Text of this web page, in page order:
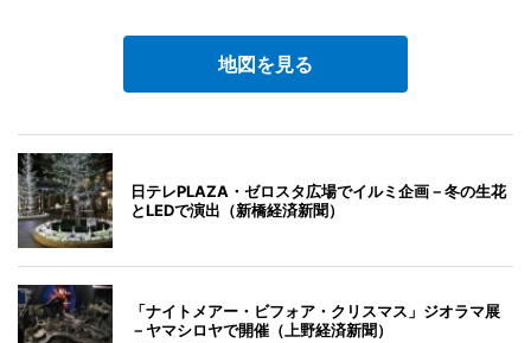
地図を見る
日テレPLAZA・ゼロスタ広場でイルミ企画－冬の生花
とLEDで演出（新橋経済新聞）
「ナイトメアー・ビフォア・クリスマス」ジオラマ展
－ヤマシロヤで開催（上野経済新聞）